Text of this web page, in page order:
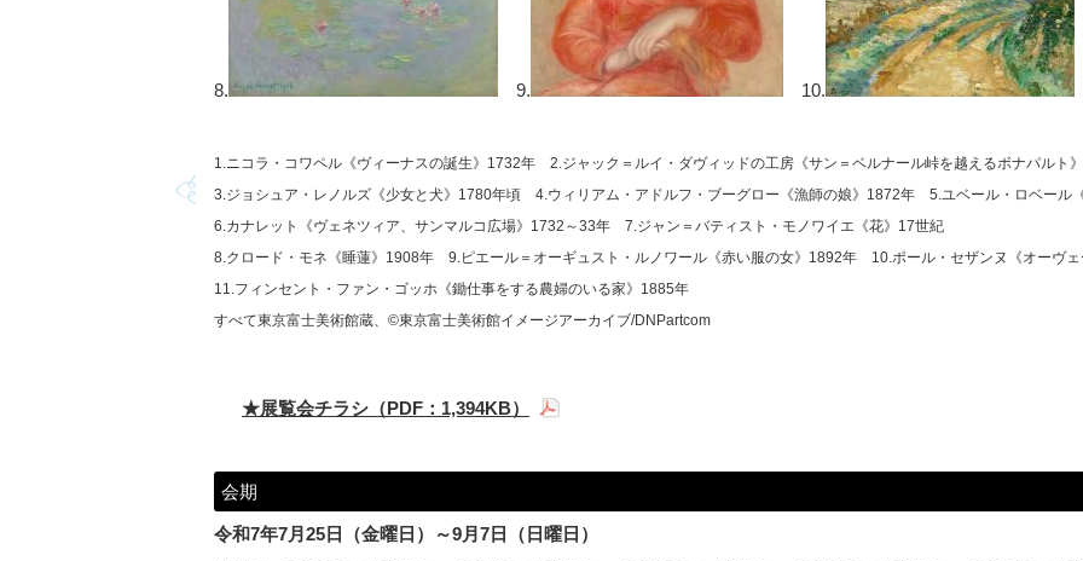
8. 9. 10.
1.ニコラ・コワペル《ヴィーナスの誕生》1732年 2.ジャック＝ルイ・ダヴィッドの工房《サン＝ベルナール峠を越えるボナパルト
3.ジョシュア・レノルズ《少女と犬》1780年頃 4.ウィリアム・アドルフ・ブーグロー《漁師の娘》1872年 5.ユベール・ロベール
6.カナレット《ヴェネツィア、サンマルコ広場》1732～33年 7.ジャン＝バティスト・モノワイエ《花》17世紀
8.クロード・モネ《睡蓮》1908年 9.ピエール＝オーギュスト・ルノワール《赤い服の女》1892年 10.ポール・セザンヌ《オーヴ
11.フィンセント・ファン・ゴッホ《鋤仕事をする農婦のいる家》1885年
すべて東京富士美術館蔵、©東京富士美術館イメージアーカイブ/DNPartcom
★展覧会チラシ（PDF：1,394KB）
会期
令和7年7月25日（金曜日）～9月7日（日曜日）